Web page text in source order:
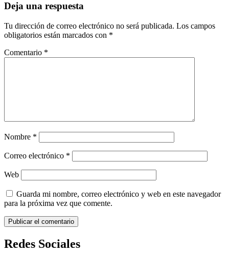
Deja una respuesta
Tu dirección de correo electrónico no será publicada. Los campos
obligatorios están marcados con *
Comentario *
Nombre *
Correo electrónico *
Web
Guarda mi nombre, correo electrónico y web en este navegador
para la próxima vez que comente.
Redes Sociales